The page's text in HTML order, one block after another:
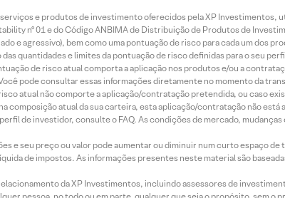
e produtos de investimento oferecidos pela XP Investimentos,
nº 01 e do Código ANBIMA de Distribuição de Produtos de
e agressivo), bem como uma pontuação de risco para cada um dos
quantidades e limites da pontuação de risco definidas para o seu
de risco atual comporta a aplicação nos produtos e/ou a
pode consultar essas informações diretamente no momento da
atual não comporte a aplicação/contratação pretendida, ou caso
composição atual da sua carteira, esta aplicação/contratação não está
de investidor, consulte o FAQ. As condições de mercado,
e seu preço ou valor pode aumentar ou diminuir num curto espaço
de impostos. As informações presentes neste material são
da XP Investimentos, incluindo assessores de